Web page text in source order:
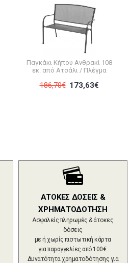
Παγκάκι Κήπου Ανθρακί 108
εκ. από Ατσάλι / Πλέγμα
186,70€ 173,63€
ΑΤΟΚΕΣ ΔΟΣΕΙΣ &
ΧΡΗΜΑΤΟΔΟΤΗΣΗ
Ασφαλείς πληρωμές & άτοκες
δόσεις
με ή χωρίς πιστωτική κάρτα
για παραγγελίες από 100€.
Δυνατότητα χρηματοδότησης για